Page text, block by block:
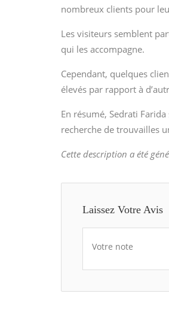
nombreux clients pour
Les visiteurs semblent
qui les accompagne.
Cependant, quelques
élevés par rapport à
En résumé, Sedrati
recherche de trouvailles
Cette description a été
Laissez Votre Avis
Votre note